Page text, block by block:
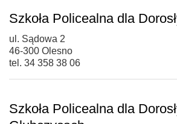
Szkoła Policealna dla
ul. Sądowa 2
46-300 Olesno
tel. 34 358 38 06
Szkoła Policealna dla